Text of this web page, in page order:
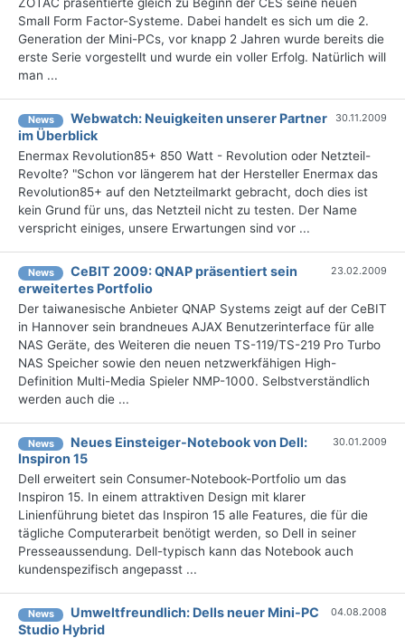
ZOTAC präsentierte gleich zu Beginn der CES seine neuen
Small Form Factor-Systeme. Dabei handelt es sich um die 2.
Generation der Mini-PCs, vor knapp 2 Jahren wurde bereits die
erste Serie vorgestellt und wurde ein voller Erfolg. Natürlich will
man ...
News
Webwatch: Neuigkeiten unserer Partner
im Überblick
30.11.2009
Enermax Revolution85+ 850 Watt - Revolution oder Netzteil-
Revolte? "Schon vor längerem hat der Hersteller Enermax das
Revolution85+ auf den Netzteilmarkt gebracht, doch dies ist
kein Grund für uns, das Netzteil nicht zu testen. Der Name
verspricht einiges, unsere Erwartungen sind vor ...
News
CeBIT 2009: QNAP präsentiert sein
erweitertes Portfolio
23.02.2009
Der taiwanesische Anbieter QNAP Systems zeigt auf der CeBIT
in Hannover sein brandneues AJAX Benutzerinterface für alle
NAS Geräte, des Weiteren die neuen TS-119/TS-219 Pro Turbo
NAS Speicher sowie den neuen netzwerkfähigen High-
Definition Multi-Media Spieler NMP-1000. Selbstverständlich
werden auch die ...
News
Neues Einsteiger-Notebook von Dell:
Inspiron 15
30.01.2009
Dell erweitert sein Consumer-Notebook-Portfolio um das
Inspiron 15. In einem attraktiven Design mit klarer
Linienführung bietet das Inspiron 15 alle Features, die für die
tägliche Computerarbeit benötigt werden, so Dell in seiner
Presseaussendung. Dell-typisch kann das Notebook auch
kundenspezifisch angepasst ...
News
Umweltfreundlich: Dells neuer Mini-PC
Studio Hybrid
04.08.2008